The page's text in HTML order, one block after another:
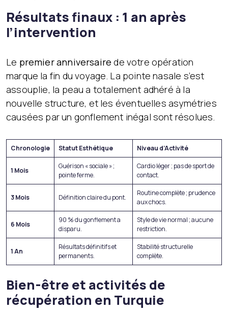
Résultats finaux : 1 an après
l’intervention
Le premier anniversaire de votre opération
marque la fin du voyage. La pointe nasale s’est
assouplie, la peau a totalement adhéré à la
nouvelle structure, et les éventuelles asymétries
causées par un gonflement inégal sont résolues.
Chronologie Statut Esthétique Niveau d’Activité
1 Mois
Guérison « sociale » ;
pointe ferme.
Cardio léger ; pas de sport de
contact.
3 Mois Définition claire du pont.
Routine complète ; prudence
aux chocs.
6 Mois
90 % du gonflement a
disparu.
Style de vie normal ; aucune
restriction.
1 An
Résultats définitifs et
permanents.
Stabilité structurelle
complète.
Bien-être et activités de
récupération en Turquie